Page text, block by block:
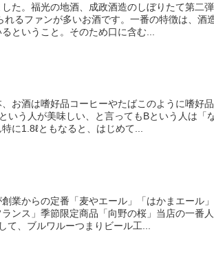
た。福光の地酒、成政酒造のしぼりたて第二
るファンが多いお酒です。一番の特徴は、酒
ということ。そのため口に含む...
お酒は嗜好品コーヒーやたばこのように嗜好
いう人が美味しい、と言ってもBという人は「
に1.8ℓともなると、はじめて...
業からの定番「麦やエール」「はかまエール
ンス」季節限定商品「向野の桜」当店の一番
、ブルワルーつまりビール工...